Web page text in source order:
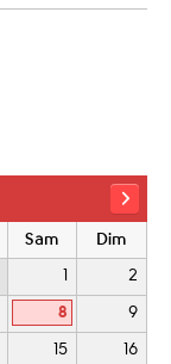
Sam Dim
2
8 9
15 16